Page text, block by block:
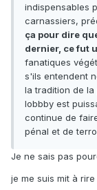
indispensables
carnassiers,
ça pour dire
dernier, ce fut
fanatiques
s'ils entendent
la tradition de
lobbby est
continue de
pénal et de
Je ne sais pas
je me suis mit à